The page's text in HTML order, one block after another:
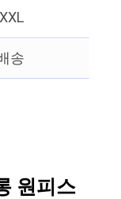
송
원피스